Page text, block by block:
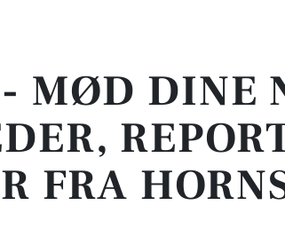
MØD DINE
FRA